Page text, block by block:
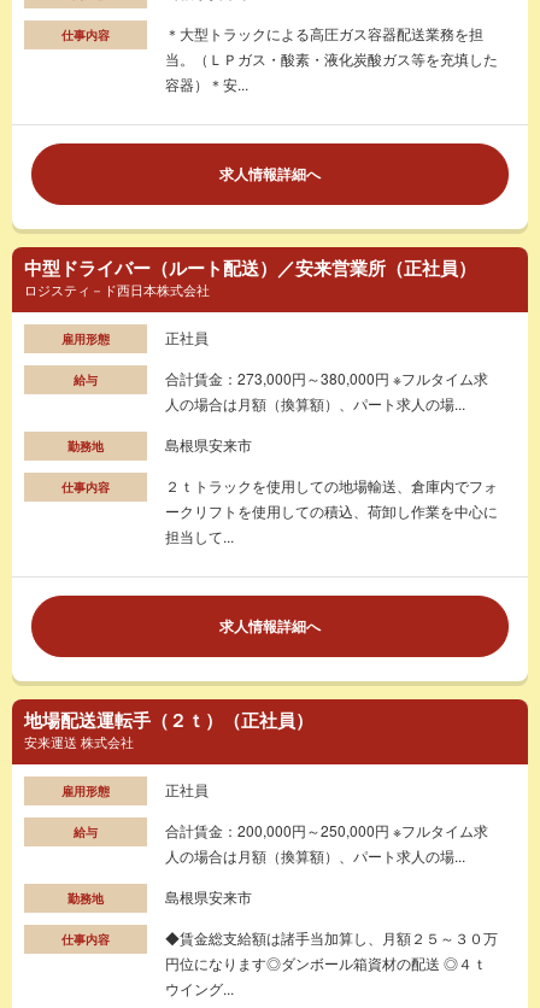
仕事内容
＊大型トラックによる高圧ガス容器配送業務を担
当。（ＬＰガス・酸素・液化炭酸ガス等を充填した
容器）＊安...
求人情報詳細へ
中型ドライバー（ルート配送）／安来営業所（正社員）
ロジスティ－ド西日本株式会社
雇用形態 正社員
給与
合計賃金：273,000円～380,000円 ※フルタイム求
人の場合は月額（換算額）、パート求人の場...
勤務地 島根県安来市
仕事内容
２ｔトラックを使用しての地場輸送、倉庫内でフォ
ークリフトを使用しての積込、荷卸し作業を中心に
担当して...
求人情報詳細へ
地場配送運転手（２ｔ）（正社員）
安来運送 株式会社
雇用形態 正社員
給与
合計賃金：200,000円～250,000円 ※フルタイム求
人の場合は月額（換算額）、パート求人の場...
勤務地 島根県安来市
仕事内容
◆賃金総支給額は諸手当加算し、月額２５～３０万
円位になります◎ダンボール箱資材の配送 ◎４ｔ
ウイング...